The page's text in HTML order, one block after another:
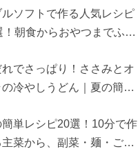
ルソフトで作る人気レシピ
！朝食からおやつまでふん
でさっぱり！ささみとオ
の冷やしうどん｜夏の簡単
簡単レシピ20選！10分で作
主菜から、副菜・麺・ごは